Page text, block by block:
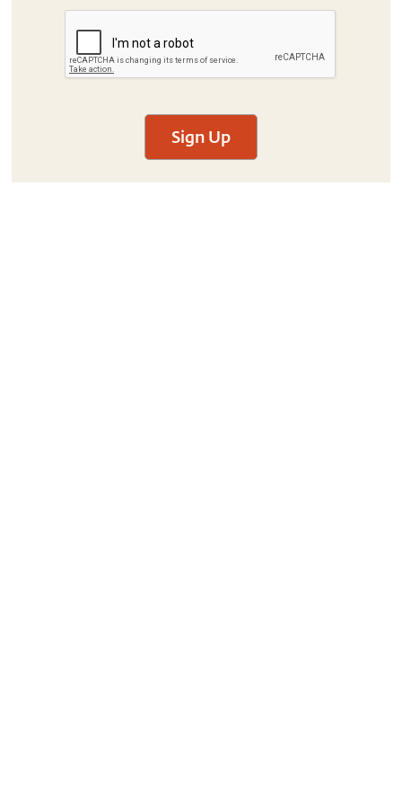
Sign Up